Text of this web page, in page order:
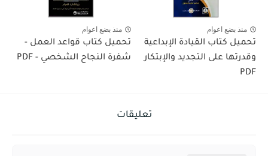
منذ بضع اعوام
تحميل كتاب القيادة الإبداعية
وقدرتها على التجديد والإبتكار
PDF
منذ بضع اعوام
تحميل كتاب قواعد العمل -
شفرة النجاح الشخصي - PDF
تعليقات